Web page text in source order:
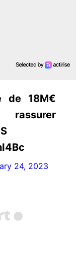
de 18M€
24, 2023